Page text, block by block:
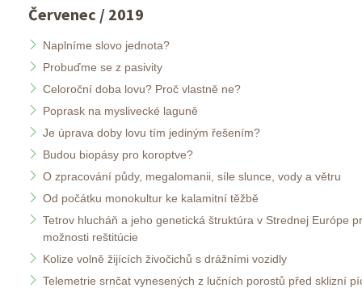
Červenec / 2019
Naplníme slovo jednota?
Probuďme se z pasivity
Celoroční doba lovu? Proč vlastně ne?
Poprask na myslivecké laguně
Je úprava doby lovu tím jediným řešením?
Budou biopásy pro koroptve?
O zpracování půdy, megalomanii, síle slunce, vody a větru
Od počátku monokultur ke kalamitní těžbě
Tetrov hlucháň a jeho genetická štruktúra v Strednej Európe
možnosti reštitúcie
Kolize volně žijících živočichů s drážními vozidly
Telemetrie srnčat vynesených z lučních porostů před sklizní